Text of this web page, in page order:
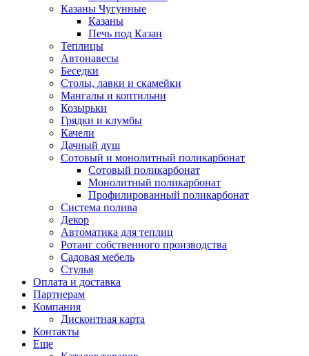
Казаны Чугунные
Казаны
Печь под Казан
Теплицы
Автонавесы
Беседки
Столы, лавки и скамейки
Мангалы и коптильни
Козырьки
Грядки и клумбы
Качели
Дачный душ
Сотовый и монолитный поликарбонат
Сотовый поликарбонат
Монолитный поликарбонат
Профилированный поликарбонат
Система полива
Декор
Автоматика для теплиц
Ротанг собственного производства
Садовая мебель
Стулья
Оплата и доставка
Партнерам
Компания
Дисконтная карта
Контакты
Еще